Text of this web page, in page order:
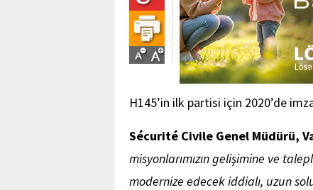
H145’in ilk partisi için 2020’de
Sécurité Civile Genel Müdürü,
misyonlarımızın gelişimine ve
modernize edecek iddialı, uzun